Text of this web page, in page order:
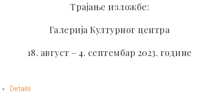
Трајање изложбе:
Галерија Културног центра
18. август – 4. септембар 2023. године
Details